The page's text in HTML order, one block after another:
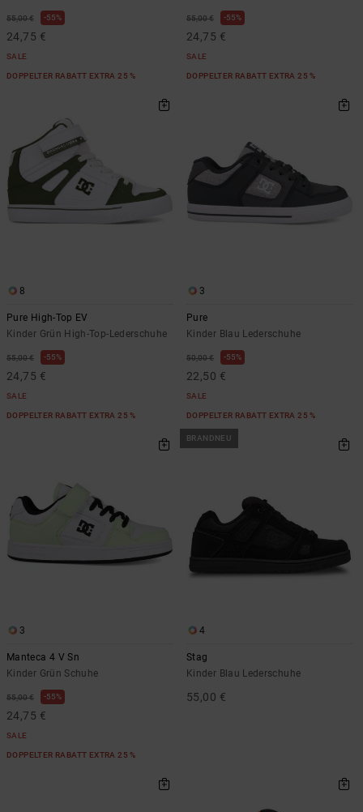
55,00 € 55%
24,75 €
SALE
DOPPELTER RABATT EXTRA 25 %
55,00 € 55%
24,75 €
SALE
DOPPELTER RABATT EXTRA 25 %
8
Pure High-Top EV
Kinder Grün High-Top-Lederschuhe
55,00 € 55%
24,75 €
SALE
DOPPELTER RABATT EXTRA 25 %
3
Pure
Kinder Blau Lederschuhe
50,00 € 55%
22,50 €
SALE
DOPPELTER RABATT EXTRA 25 %
3
Manteca 4 V Sn
Kinder Grün Schuhe
55,00 € 55%
24,75 €
SALE
DOPPELTER RABATT EXTRA 25 %
BRANDNEU
4
Stag
Kinder Blau Lederschuhe
55,00 €